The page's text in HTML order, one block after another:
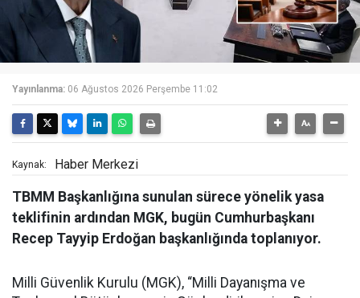
Yayınlanma: 06 Ağustos 2026 Perşembe 11:02
Kaynak: Haber Merkezi
TBMM Başkanlığına sunulan sürece yönelik yasa
teklifinin ardından MGK, bugün Cumhurbaşkanı
Recep Tayyip Erdoğan başkanlığında toplanıyor.
Milli Güvenlik Kurulu (MGK), “Milli Dayanışma ve